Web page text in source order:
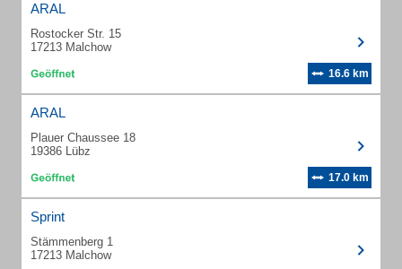
ARAL
Rostocker Str. 15
17213 Malchow
16.6 km
ARAL
Plauer Chaussee 18
19386 Lübz
17.0 km
Sprint
Stämmenberg 1
17213 Malchow